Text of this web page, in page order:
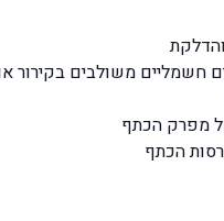
חשמליים משולבים בקירור
מפרק הכתף